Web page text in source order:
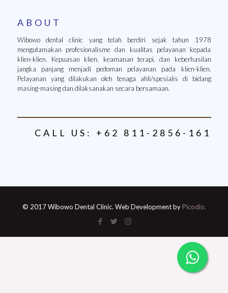
ABOUT
Wibowo dental clinic yang telah berdiri sejak tahun 1978
mengutamakan profesionalisme dan kualitas pelayanan kepada
klien-klien. Kepuasan klien, keamanan terapi, dan keberhasilan
jangka panjang menjadi pedoman pelayanan pada klien-klien.
Pelayanan yang dilakukan oleh tenaga ahli/spesialis di bidang
masing-masing dan dilaksanakan secara bersamaan.
CALL US: +62 811-2856-161
© 2017 Wibowo Dental Clinic. Web Development byPicodio.